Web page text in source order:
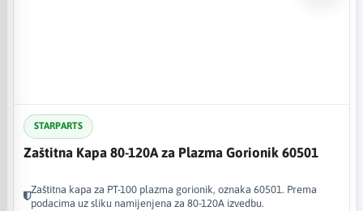
STARPARTS
Zaštitna Kapa 80-120A za Plazma Gorionik 60501
Zaštitna kapa za PT-100 plazma gorionik, oznaka 60501. Prema
podacima uz sliku namijenjena za 80-120A izvedbu.